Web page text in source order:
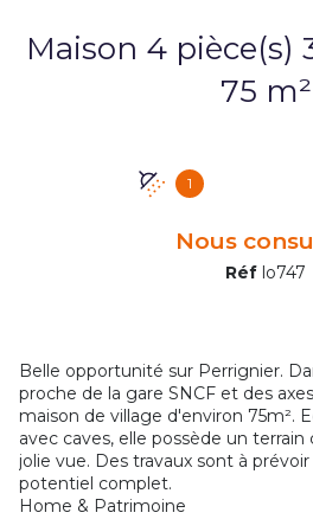
Maison 4 pièce(s) 3 chambre(s)
75 m²
1
Nous
Réf lo747
Belle opportunité sur Perrignier.
proche de la gare SNCF et des
maison de village d'environ 75m².
avec caves, elle possède un terrain
jolie vue. Des travaux sont à
potentiel complet.
Home & Patrimoine